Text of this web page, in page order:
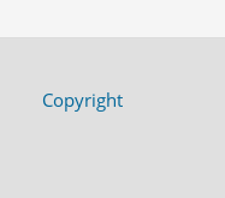
Copyright